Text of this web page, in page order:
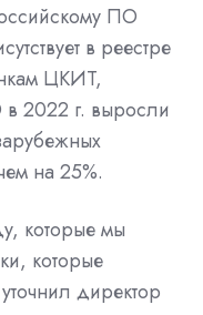
ПО
в реестре
ЦКИТ,
в 2022 г. выросли
на 25%.
которые мы
которые
директор